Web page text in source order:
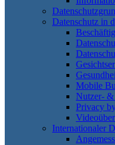
Datenschutz in
Mobile
Nutzer- &
Privacy
Internationaler